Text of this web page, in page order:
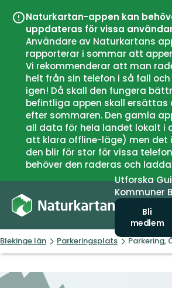
Naturkartan-appen kan
uppdateras för vissa
Användare av Naturkartans
rapporterar i sommar att
Vi rekommenderar att man
helt från sin telefon i så fall
igen! Då skall den fungera
befintliga appen skall ersättas
efter sommaren. Den gamla
all data för hela landet lokalt i
att klara offline-läge) men det
den blir för stor för vissa
behöver den raderas och
Utforska
Kommuner
Bli
medlem
Blekinge län Parkeringsplats Parkering,